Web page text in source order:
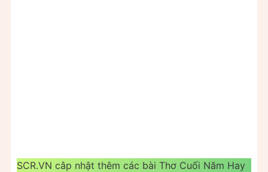
SCR.VN câp nhật thêm các bài Thơ Cuối Năm Hay